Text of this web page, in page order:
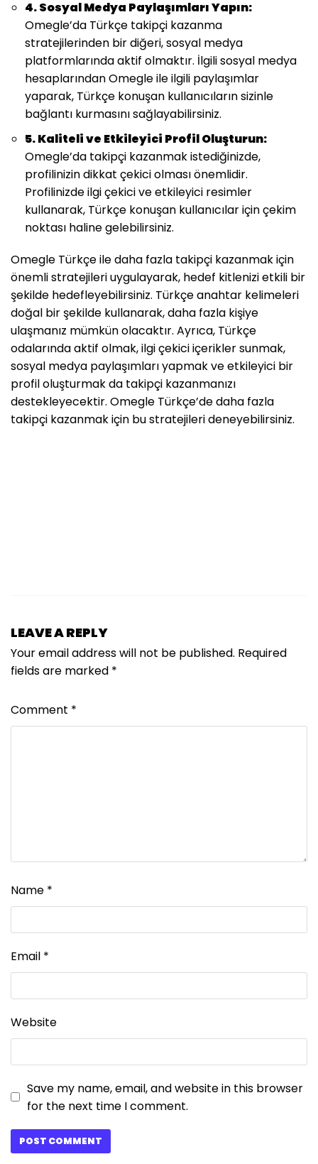
4. Sosyal Medya Paylaşımları Yapın:
Omegle’da Türkçe takipçi kazanma
stratejilerinden bir diğeri, sosyal medya
platformlarında aktif olmaktır. İlgili sosyal medya
hesaplarından Omegle ile ilgili paylaşımlar
yaparak, Türkçe konuşan kullanıcıların sizinle
bağlantı kurmasını sağlayabilirsiniz.
5. Kaliteli ve Etkileyici Profil Oluşturun:
Omegle’da takipçi kazanmak istediğinizde,
profilinizin dikkat çekici olması önemlidir.
Profilinizde ilgi çekici ve etkileyici resimler
kullanarak, Türkçe konuşan kullanıcılar için çekim
noktası haline gelebilirsiniz.
Omegle Türkçe ile daha fazla takipçi kazanmak için
önemli stratejileri uygulayarak, hedef kitlenizi etkili bir
şekilde hedefleyebilirsiniz. Türkçe anahtar kelimeleri
doğal bir şekilde kullanarak, daha fazla kişiye
ulaşmanız mümkün olacaktır. Ayrıca, Türkçe
odalarında aktif olmak, ilgi çekici içerikler sunmak,
sosyal medya paylaşımları yapmak ve etkileyici bir
profil oluşturmak da takipçi kazanmanızı
destekleyecektir. Omegle Türkçe’de daha fazla
takipçi kazanmak için bu stratejileri deneyebilirsiniz.
LEAVE A REPLY
Your email address will not be published. Required
fields are marked *
Comment *
Name *
Email *
Website
Save my name, email, and website in this browser
for the next time I comment.